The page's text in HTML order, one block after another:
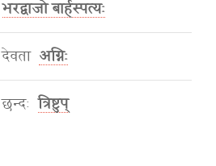
भरद्वाजो बार्हस्पत्यः
देवता अग्निः
छन्दः त्रिष्टुप्